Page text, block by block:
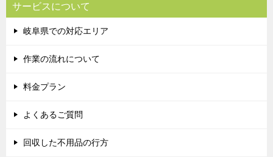
サービスについて
岐阜県での対応エリア
作業の流れについて
料金プラン
よくあるご質問
回収した不用品の行方